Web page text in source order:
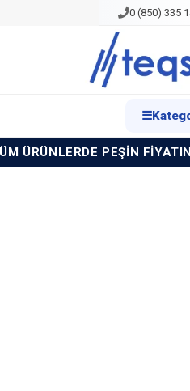
0 (850) 335
☰
PEŞİN FİYATINA